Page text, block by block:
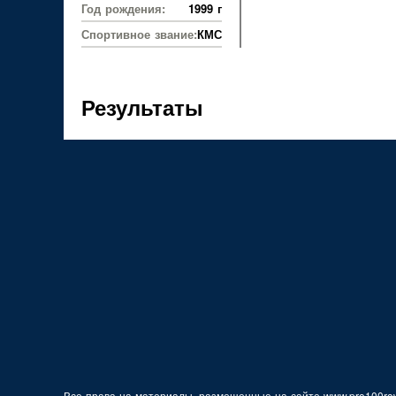
Год рождения:
1999 г
Спортивное звание:КМС
Результаты